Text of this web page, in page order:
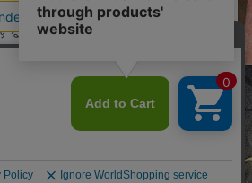
る設定を詳細に行いたい場合はこち
設定
同意する
拒否する